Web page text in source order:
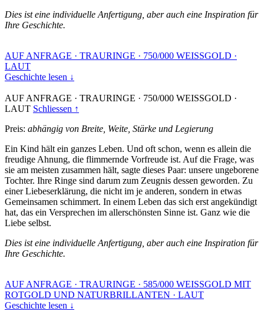
Dies ist eine individuelle Anfertigung, aber auch eine Inspiration für
Ihre Geschichte.
AUF ANFRAGE · TRAURINGE · 750/000 WEISSGOLD ·
LAUT
Geschichte lesen ↓
AUF ANFRAGE · TRAURINGE · 750/000 WEISSGOLD ·
LAUT Schliessen ↑
Preis: abhängig von Breite, Weite, Stärke und Legierung
Ein Kind hält ein ganzes Leben. Und oft schon, wenn es allein die
freudige Ahnung, die flimmernde Vorfreude ist. Auf die Frage, was
sie am meisten zusammen hält, sagte dieses Paar: unsere ungeborene
Tochter. Ihre Ringe sind darum zum Zeugnis dessen geworden. Zu
einer Liebeserklärung, die nicht im je anderen, sondern in etwas
Gemeinsamen schimmert. In einem Leben das sich erst angekündigt
hat, das ein Versprechen im allerschönsten Sinne ist. Ganz wie die
Liebe selbst.
Dies ist eine individuelle Anfertigung, aber auch eine Inspiration für
Ihre Geschichte.
AUF ANFRAGE · TRAURINGE · 585/000 WEISSGOLD MIT
ROTGOLD UND NATURBRILLANTEN · LAUT
Geschichte lesen ↓